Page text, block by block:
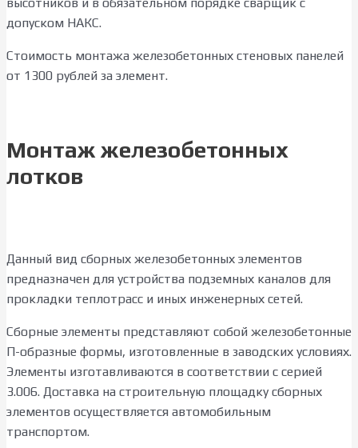
допуском НАКС.
Стоимость монтажа железобетонных стеновых панелей
от 1300 рублей за элемент.
Монтаж железобетонных
лотков
Данный вид сборных железобетонных элементов
предназначен для устройства подземных каналов для
прокладки теплотрасс и иных инженерных сетей.
Сборные элементы представляют собой железобетонные
П-образные формы, изготовленные в заводских условиях.
Элементы изготавливаются в соответствии с серией
3.006. Доставка на строительную площадку сборных
элементов осуществляется автомобильным
транспортом.